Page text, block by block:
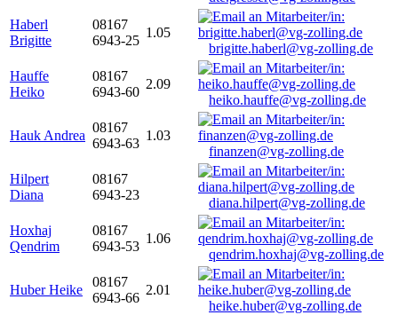
Haberl
Brigitte
08167
6943-25
1.05
brigitte.haberl@vg-zolling.de
Hauffe
Heiko
08167
6943-60
2.09
heiko.hauffe@vg-zolling.de
Hauk Andrea
08167
6943-63
1.03
finanzen@vg-zolling.de
Hilpert
Diana
08167
6943-23
diana.hilpert@vg-zolling.de
Hoxhaj
Qendrim
08167
6943-53
1.06
qendrim.hoxhaj@vg-zolling.de
Huber Heike
08167
6943-66
2.01
heike.huber@vg-zolling.de